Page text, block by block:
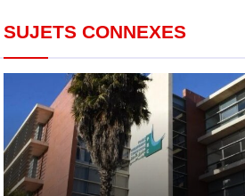
SUJETS CONNEXES